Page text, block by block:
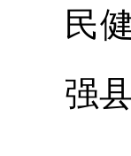
民
强